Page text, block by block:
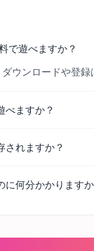
で遊べますか？
ウンロードや登録
べますか？
されますか？
に何分かかりますか